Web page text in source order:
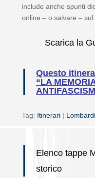
include anche spunti
online – o salvare – sul
Scarica la
Questo
“LA
Tag: Itinerari|
Elenco tappe
storico